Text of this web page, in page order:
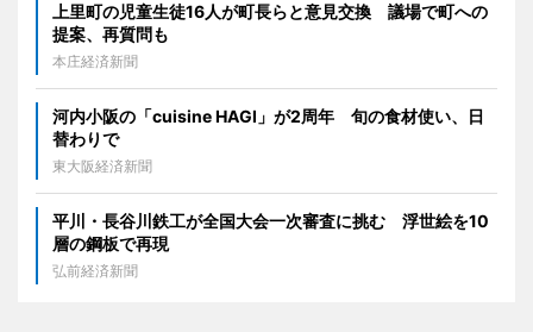
上里町の児童生徒16人が町長らと意見交換 議場で町への
提案、再質問も
本庄経済新聞
河内小阪の「cuisine HAGI」が2周年 旬の食材使い、日
替わりで
東大阪経済新聞
平川・長谷川鉄工が全国大会一次審査に挑む 浮世絵を10
層の鋼板で再現
弘前経済新聞